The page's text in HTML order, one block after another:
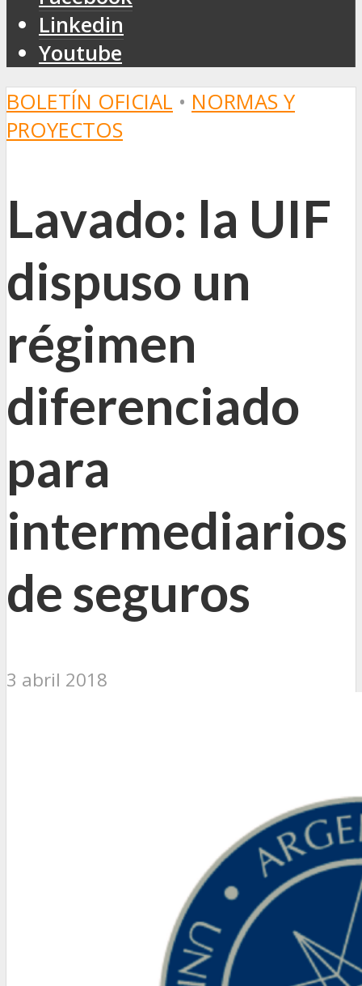
Linkedin
Youtube
BOLETÍN OFICIAL • NORMAS Y
PROYECTOS
Lavado: la UIF
dispuso un
régimen
diferenciado
para
intermediarios
de seguros
3 abril 2018